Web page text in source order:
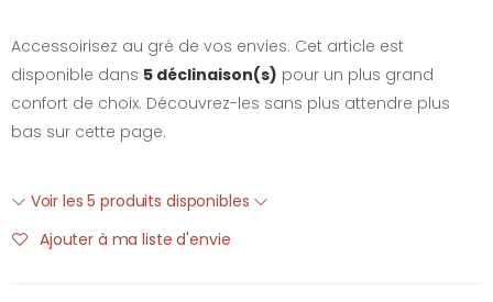
Accessoirisez au gré de vos envies. Cet article est
disponible dans 5 déclinaison(s) pour un plus grand
confort de choix. Découvrez-les sans plus attendre plus
bas sur cette page.
Voir les 5 produits disponibles
Ajouter à ma liste d'envie